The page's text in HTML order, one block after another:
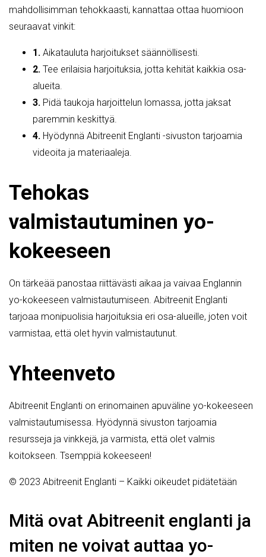
mahdollisimman tehokkaasti, kannattaa ottaa huomioon
seuraavat vinkit:
1. Aikatauluta harjoitukset säännöllisesti.
2. Tee erilaisia harjoituksia, jotta kehität kaikkia osa-
alueita.
3. Pidä taukoja harjoittelun lomassa, jotta jaksat
paremmin keskittyä.
4. Hyödynnä Abitreenit Englanti -sivuston tarjoamia
videoita ja materiaaleja.
Tehokas
valmistautuminen yo-
kokeeseen
On tärkeää panostaa riittävästi aikaa ja vaivaa Englannin
yo-kokeeseen valmistautumiseen. Abitreenit Englanti
tarjoaa monipuolisia harjoituksia eri osa-alueille, joten voit
varmistaa, että olet hyvin valmistautunut.
Yhteenveto
Abitreenit Englanti on erinomainen apuväline yo-kokeeseen
valmistautumisessa. Hyödynnä sivuston tarjoamia
resursseja ja vinkkejä, ja varmista, että olet valmis
koitokseen. Tsemppiä kokeeseen!
© 2023 Abitreenit Englanti – Kaikki oikeudet pidätetään
Mitä ovat Abitreenit englanti ja
miten ne voivat auttaa yo-